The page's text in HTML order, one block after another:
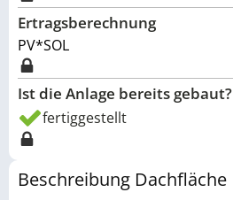
Ertragsberechnung
PV*SOL
Ist die Anlage bereits gebaut?
fertiggestellt
Beschreibung Dachfläche